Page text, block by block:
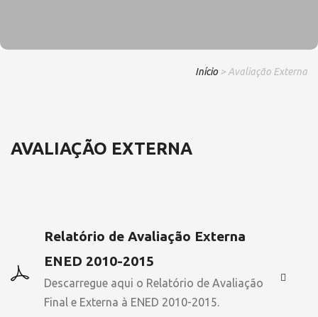
Início > Avaliação Externa
AVALIAÇÃO EXTERNA
Relatório de Avaliação Externa
ENED 2010-2015
Descarregue aqui o Relatório de Avaliação
Final e Externa à ENED 2010-2015.